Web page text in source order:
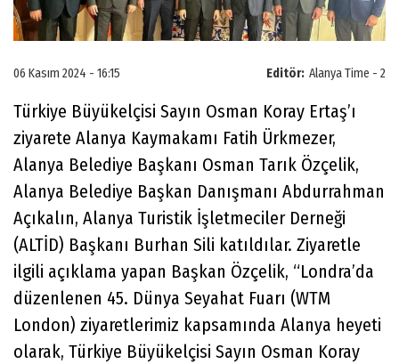
Editör: Alanya Time - 2
06 Kasım 2024 - 16:15
Türkiye Büyükelçisi Sayın Osman Koray Ertaş’ı
ziyarete Alanya Kaymakamı Fatih Ürkmezer,
Alanya Belediye Başkanı Osman Tarık Özçelik,
Alanya Belediye Başkan Danışmanı Abdurrahman
Açıkalın, Alanya Turistik İşletmeciler Derneği
(ALTİD) Başkanı Burhan Sili katıldılar. Ziyaretle
ilgili açıklama yapan Başkan Özçelik, “Londra’da
düzenlenen 45. Dünya Seyahat Fuarı (WTM
London) ziyaretlerimiz kapsamında Alanya heyeti
olarak, Türkiye Büyükelçisi Sayın Osman Koray